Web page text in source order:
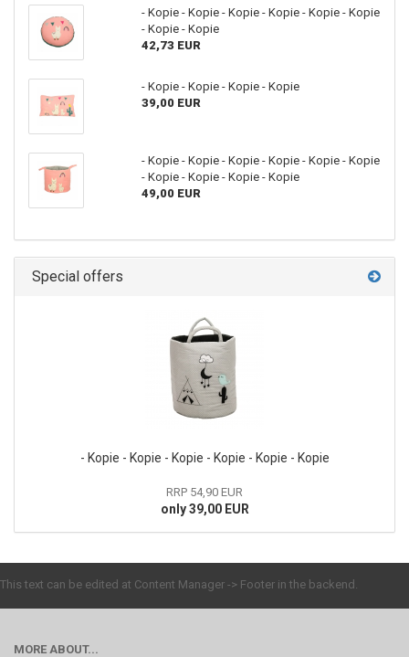
- Kopie - Kopie - Kopie - Kopie - Kopie - Kopie
- Kopie - Kopie
42,73 EUR
- Kopie - Kopie - Kopie - Kopie
39,00 EUR
- Kopie - Kopie - Kopie - Kopie - Kopie - Kopie
- Kopie - Kopie - Kopie - Kopie
49,00 EUR
Special offers
- Kopie - Kopie - Kopie - Kopie - Kopie - Kopie
RRP 54,90 EUR
only 39,00 EUR
This text can be edited at Content Manager -> Footer in the backend.
MORE ABOUT...